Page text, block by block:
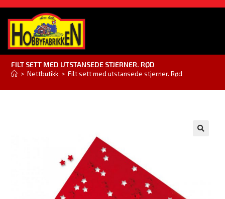
FILT SETT MED UTSTANSEDE STJERNER. RØD
> Nettbutikk > Filt sett med utstansede stjerner. Rød